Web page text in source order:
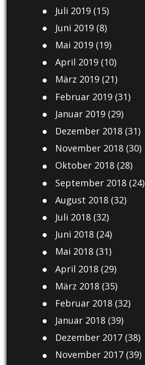
Juli 2019(15)
Juni 2019(8)
Mai 2019(19)
April 2019(10)
März 2019(21)
Februar 2019(31)
Januar 2019(29)
Dezember 2018(31)
November 2018(30)
Oktober 2018(28)
September 2018(24)
August 2018(32)
Juli 2018(32)
Juni 2018(24)
Mai 2018(31)
April 2018(29)
März 2018(35)
Februar 2018(32)
Januar 2018(39)
Dezember 2017(38)
November 2017(39)